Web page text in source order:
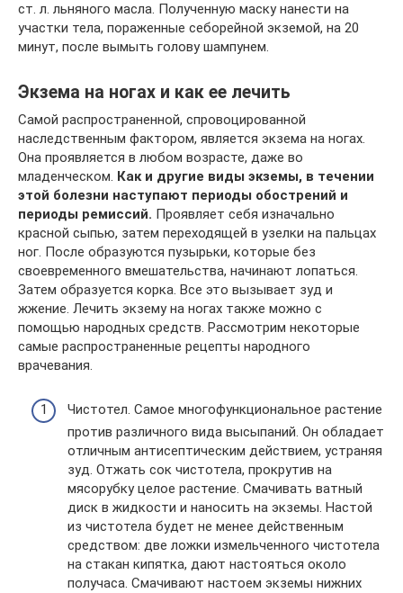
ст. л. льняного масла. Полученную маску нанести на
участки тела, пораженные себорейной экземой, на 20
минут, после вымыть голову шампунем.
Экзема на ногах и как ее лечить
Самой распространенной, спровоцированной
наследственным фактором, является экзема на ногах.
Она проявляется в любом возрасте, даже во
младенческом. Как и другие виды экземы, в течении
этой болезни наступают периоды обострений и
периоды ремиссий. Проявляет себя изначально
красной сыпью, затем переходящей в узелки на пальцах
ног. После образуются пузырьки, которые без
своевременного вмешательства, начинают лопаться.
Затем образуется корка. Все это вызывает зуд и
жжение. Лечить экзему на ногах также можно с
помощью народных средств. Рассмотрим некоторые
самые распространенные рецепты народного
врачевания.
Чистотел. Самое многофункциональное растение
против различного вида высыпаний. Он обладает
отличным антисептическим действием, устраняя
зуд. Отжать сок чистотела, прокрутив на
мясорубку целое растение. Смачивать ватный
диск в жидкости и наносить на экземы. Настой
из чистотела будет не менее действенным
средством: две ложки измельченного чистотела
на стакан кипятка, дают настояться около
получаса. Смачивают настоем экземы нижних